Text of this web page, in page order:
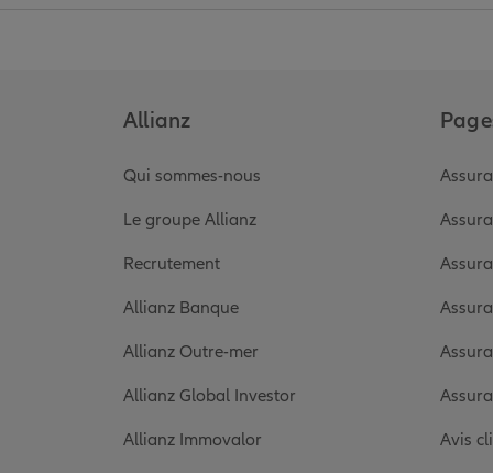
Allianz
Qui sommes-nous
Le groupe Allianz
Recrutement
Allianz Banque
Allianz Outre-mer
Allianz Global Investor
Allianz Immovalor
Avis